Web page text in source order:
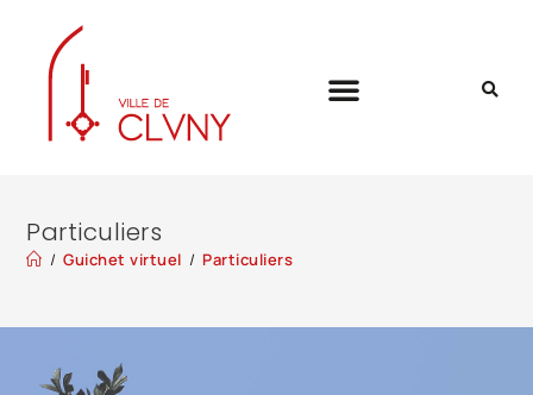
Particuliers
/ Guichet virtuel / Particuliers